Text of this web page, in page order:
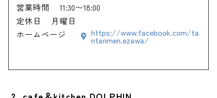
営業時間
11:30〜18:00
定休日
月曜日
ホームページ
https://www.facebook.com/ta
ntanmen.ezawa/